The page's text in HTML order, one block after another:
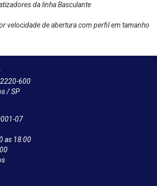
da linha Basculante
velocidade de abertura com perfil em tamanho
600
/ SP
07
as 18:00